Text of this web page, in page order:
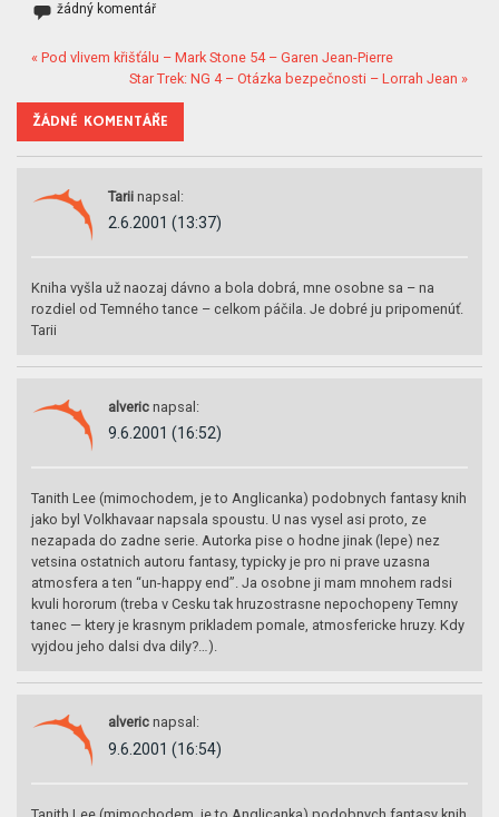
žádný komentář
« Pod vlivem křišťálu – Mark Stone 54 – Garen Jean-Pierre
Star Trek: NG 4 – Otázka bezpečnosti – Lorrah Jean »
ŽÁDNÉ KOMENTÁŘE
Tarii napsal:
2.6.2001 (13:37)
Kniha vyšla už naozaj dávno a bola dobrá, mne osobne sa – na
rozdiel od Temného tance – celkom páčila. Je dobré ju pripomenúť.
Tarii
alveric napsal:
9.6.2001 (16:52)
Tanith Lee (mimochodem, je to Anglicanka) podobnych fantasy knih
jako byl Volkhavaar napsala spoustu. U nas vysel asi proto, ze
nezapada do zadne serie. Autorka pise o hodne jinak (lepe) nez
vetsina ostatnich autoru fantasy, typicky je pro ni prave uzasna
atmosfera a ten “un-happy end”. Ja osobne ji mam mnohem radsi
kvuli hororum (treba v Cesku tak hruzostrasne nepochopeny Temny
tanec — ktery je krasnym prikladem pomale, atmosfericke hruzy. Kdy
vyjdou jeho dalsi dva dily?…).
alveric napsal:
9.6.2001 (16:54)